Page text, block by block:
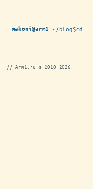
makoni@arm1 :~/blog$cd ..
// Arm1.ru © 2010–2026